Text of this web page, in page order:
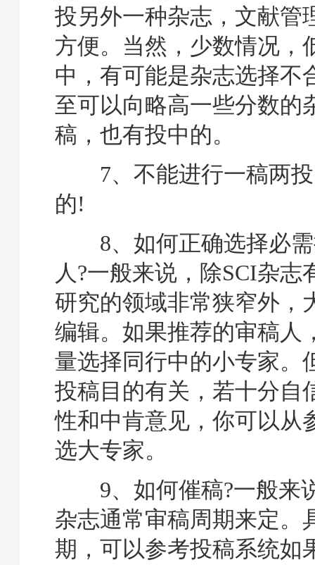
投另外一种杂志，文献管
方便。当然，少数情况，
中，有可能是杂志选择不
至可以向略高一些分数的
稿，也有投中的。
7、不能进行一稿两投
的!
8、如何正确选择必需
人?一般来说，除SCI杂志
研究的领域非常狭窄外，
编辑。如果推荐的审稿人
量选择同行中的小专家。
投稿目的有关，若十分自
性和中肯意见，你可以从
选大专家。
9、如何催稿?一般来
杂志通常审稿周期来定。
期，可以参考投稿系统如